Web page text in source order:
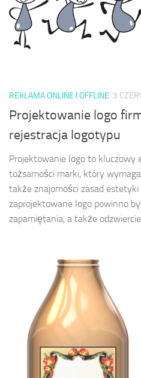
REKLAMA ONLINE I OFFLINE 3
Projektowanie logo
rejestracja logotypu
Projektowanie logo to kluczowy
tożsamości marki, który
także znajomości zasad
zaprojektowane logo powinno
zapamiętania, a także